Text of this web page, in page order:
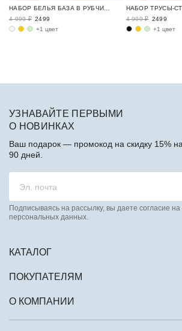
4 999 ₽ 2499
+1 цвет
4 999 ₽ 2499
+1 цвет
КАТАЛОГ
ПОКУПАТЕЛЯМ
О КОМПАНИИ
УЗНАВАЙТЕ ПЕРВЫМИ
О НОВИНКАХ
Ваш подарок — промокод на скидку 15%
90 дней.
Подписываясь на рассылку, вы даете согласие на
персональных данных.